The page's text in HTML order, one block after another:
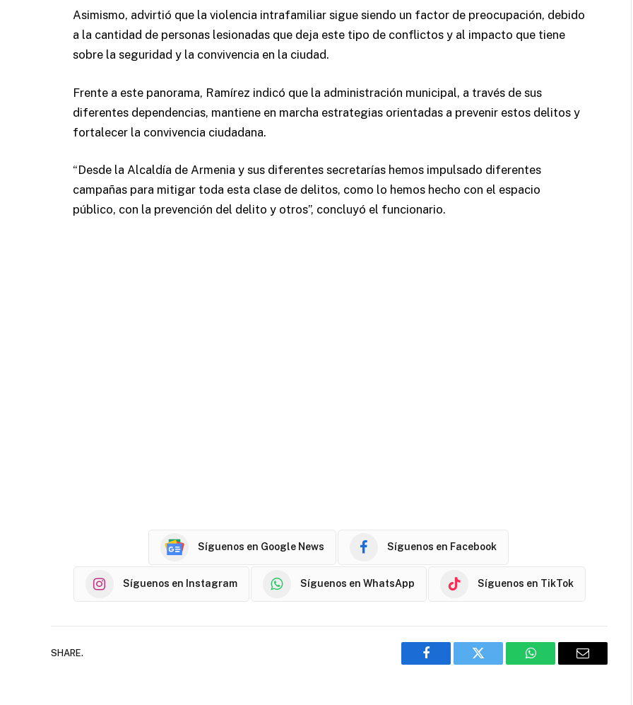
Asimismo, advirtió que la violencia intrafamiliar sigue siendo un factor de preocupación, debido
a la cantidad de personas lesionadas que deja este tipo de conflictos y al impacto que tiene
sobre la seguridad y la convivencia en la ciudad.
Frente a este panorama, Ramírez indicó que la administración municipal, a través de sus
diferentes dependencias, mantiene en marcha estrategias orientadas a prevenir estos delitos y
fortalecer la convivencia ciudadana.
“Desde la Alcaldía de Armenia y sus diferentes secretarías hemos impulsado diferentes
campañas para mitigar toda esta clase de delitos, como lo hemos hecho con el espacio
público, con la prevención del delito y otros”, concluyó el funcionario.
Síguenos en Google News Síguenos en Facebook
Síguenos en Instagram Síguenos en WhatsApp Síguenos en TikTok
SHARE.
Facebook Twitter WhatsAppEmail